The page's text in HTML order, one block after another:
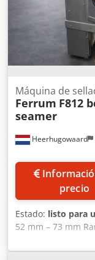
Heerhugowaard
Máquina de
Ferrum F812
seamer
Información de
precio
Estado: listo para
52 mm – 73 mm
Cabezas: 12
Dsdpfx Aeyyq